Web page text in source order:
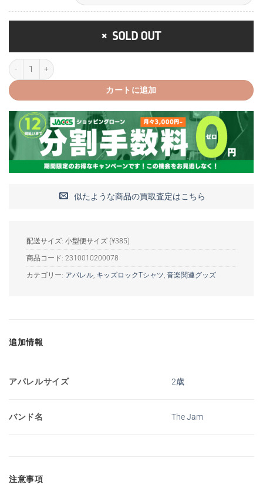
SOLD OUT
The Jam Spray Target Logo キッズTシャツ個
カートに追加
似たような商品の買取査定はこちら
配送サイズ: 小型便サイズ (¥385)
商品コード: 2310010200078
カテゴリー: アパレル, キッズロックTシャツ, 音楽関連グッズ
追加情報
アパレルサイズ 2歳
バンド名 The Jam
注意事項